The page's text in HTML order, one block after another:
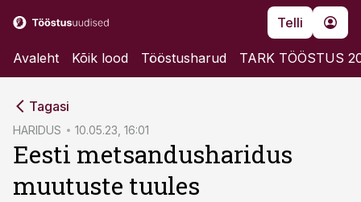
Telli
Avaleht Kõik lood Tööstusharud TARK TÖÖSTUS
Tagasi
HARIDUS 10.05.23, 16:01
Eesti metsandusharidus
muutuste tuules